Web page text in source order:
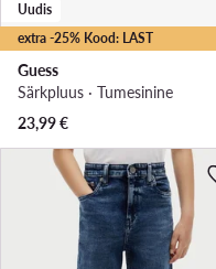
extra -25% Kood: LAST
Uudis
Guess
Särkpluus · Tumesinine
23,99€